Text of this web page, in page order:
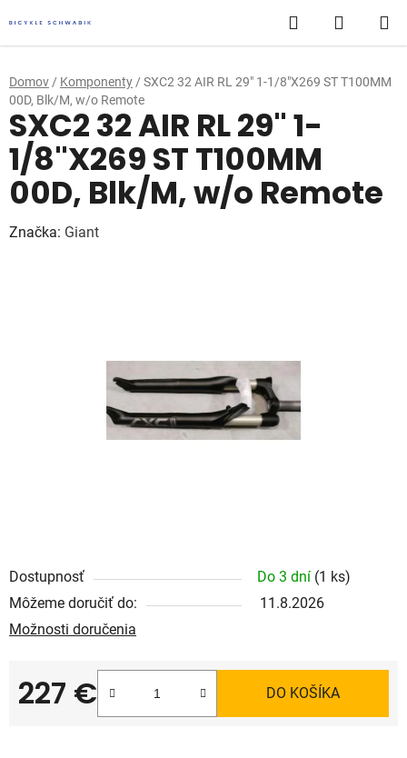
na
obsah
Hľadať
KOŠÍK
Domov / Komponenty / SXC2 32 AIR RL 29" 1-1/8"X269 ST T100MM
00D, Blk/M, w/o Remote
Dostupnosť Do 3 dní (1 ks)
Môžeme doručiť do:
11.8.2026
Možnosti doručenia
227 €
Jednotková cena:
DO KOŠÍKA
SXC2 32 AIR RL 29" 1-
1/8"X269 ST T100MM
00D, Blk/M, w/o Remote
Značka: Giant